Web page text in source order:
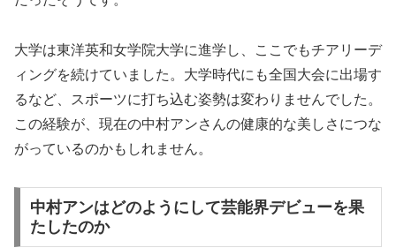
大学は東洋英和女学院大学に進学し、ここでもチアリーデ
ィングを続けていました。大学時代にも全国大会に出場す
るなど、スポーツに打ち込む姿勢は変わりませんでした。
この経験が、現在の中村アンさんの健康的な美しさにつな
がっているのかもしれません。
中村アンはどのようにして芸能界デビューを果
たしたのか